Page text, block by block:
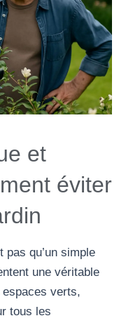
et
éviter
qu’un simple
une véritable
espaces verts,
tous les